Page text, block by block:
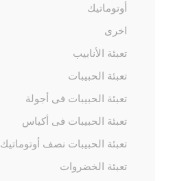
أوتوماتيك
اخرى
تعبئة الأنابيب
تعبئة الحبيبات
تعبئة الحبيبات فى أجولة
تعبئة الحبيبات فى أكياس
تعبئة الحبيبات نصف أوتوماتيك
تعبئة الخضروات